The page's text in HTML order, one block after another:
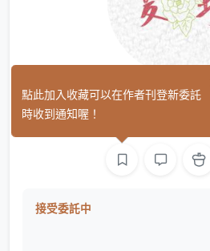
夏野 (0)
接受委託中
點此加入收藏可以在作者刊登新委託
時收到通知喔！